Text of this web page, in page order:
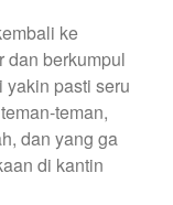
ke
dan berkumpul
yakin pasti seru
teman,
dan yang ga
di kantin